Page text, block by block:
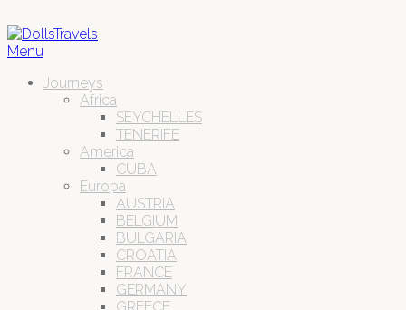
Menu
Journeys
Africa
SEYCHELLES
TENERIFE
America
CUBA
Europa
AUSTRIA
BELGIUM
BULGARIA
CROATIA
FRANCE
GERMANY